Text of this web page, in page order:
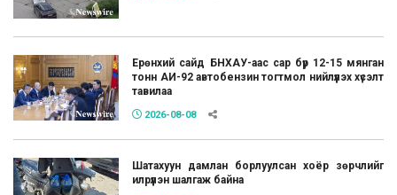
Ерөнхий сайд БНХАУ-аас сар бүр 12-15 мянган
тонн АИ-92 автобензин тогтмол нийлүүлэх хүсэлт
тавилаа
2026-08-08
Шатахуун дамлан борлуулсан хоёр зөрчлийг
илрүүлэн шалгаж байна